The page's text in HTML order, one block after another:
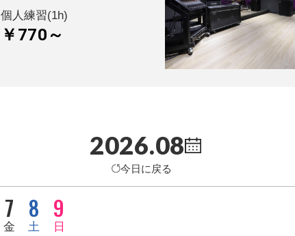
個人練習(1h)
￥770～
2026.08
今日に戻る
7
金
8
土
9
日